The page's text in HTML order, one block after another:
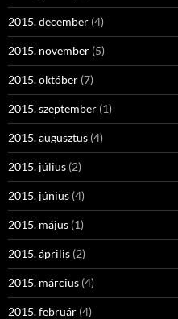
2015. december (4)
2015. november (5)
2015. október (7)
2015. szeptember (1)
2015. augusztus (4)
2015. július (2)
2015. június (4)
2015. május (1)
2015. április (2)
2015. március (4)
2015. február (4)